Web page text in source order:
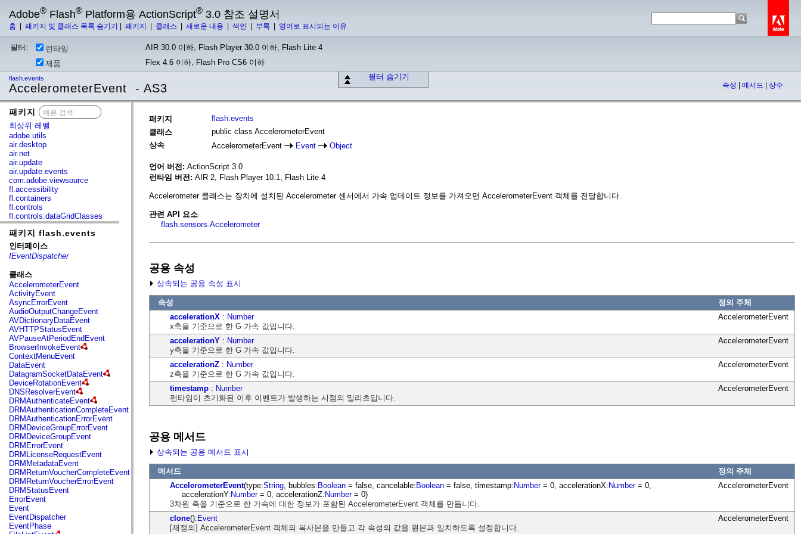
Adobe® Flash® Platform용 ActionScript® 3.0 참조 설명서
홈 패키지 및 클래스 목록 숨기기 패키지 클래스 새로운 내용 색인 부록 영어로 표시되는 이유
필터: 런타임
AIR 30.0 이하, Flash Player 30.0 이하, Flash Lite 4
제품
Flex 4.6 이하, Flash Pro CS6 이하
필터 숨기기
flash.events
AccelerometerEvent - AS3 속성 메서드 상수
패키지
최상위 레벨
adobe.utils
air.desktop
air.net
air.update
air.update.events
com.adobe.viewsource
fl.accessibility
fl.containers
fl.controls
fl.controls.dataGridClasses
fl.controls.listClasses
fl.controls.progressBarClasses
fl.core
fl.data
fl.display
fl.events
fl.ik
fl.lang
fl.livepreview
fl.managers
fl.motion
fl.motion.easing
fl.rsl
fl.text
fl.transitions
fl.transitions.easing
fl.video
flash.accessibility
flash.concurrent
flash.crypto
flash.data
flash.desktop
flash.display
flash.display3D
flash.display3D.textures
flash.errors
flash.events
flash.external
flash.filesystem
flash.filters
flash.geom
flash.globalization
flash.html
flash.media
flash.net
패키지 flash.events
인터페이스
IEventDispatcher
클래스
AccelerometerEvent
ActivityEvent
AsyncErrorEvent
AudioOutputChangeEvent
AVDictionaryDataEvent
AVHTTPStatusEvent
AVPauseAtPeriodEndEvent
BrowserInvokeEvent
ContextMenuEvent
DataEvent
DatagramSocketDataEvent
DeviceRotationEvent
DNSResolverEvent
DRMAuthenticateEvent
DRMAuthenticationCompleteEvent
DRMAuthenticationErrorEvent
DRMDeviceGroupErrorEvent
DRMDeviceGroupEvent
DRMErrorEvent
DRMLicenseRequestEvent
DRMMetadataEvent
DRMReturnVoucherCompleteEvent
DRMReturnVoucherErrorEvent
DRMStatusEvent
ErrorEvent
Event
EventDispatcher
EventPhase
패키지
flash.events
클래스
public class AccelerometerEvent
상속
AccelerometerEvent Event Object
언어 버전: ActionScript 3.0
런타임 버전: AIR 2, Flash Player 10.1, Flash Lite 4
Accelerometer 클래스는 장치에 설치된 Accelerometer 센서에서 가속 업데이트 정보를 가져오면 AccelerometerEvent 객체를 전달합니다.
관련 API 요소
flash.sensors.Accelerometer
공용 속성
상속되는 공용 속성 표시
속성
정의 주체
accelerationX : Number
x축을 기준으로 한 G 가속 값입니다.
AccelerometerEvent
accelerationY : Number
y축을 기준으로 한 G 가속 값입니다.
AccelerometerEvent
accelerationZ : Number
z축을 기준으로 한 G 가속 값입니다.
AccelerometerEvent
timestamp : Number
런타임이 초기화된 이후 이벤트가 발생하는 시점의 밀리초입니다.
AccelerometerEvent
공용 메서드
상속되는 공용 메서드 표시
메서드
정의 주체
AccelerometerEvent(type:String , bubbles:Boolean = false, cancelable:Boolean = false, timestamp:Number= 0, accelerationX:Number= 0,
accelerationY:Number= 0, accelerationZ:Number= 0)
3차원 축을 기준으로 한 가속에 대한 정보가 포함된 AccelerometerEvent 객체를 만듭니다.
AccelerometerEvent
clone():Event
[재정의] AccelerometerEvent 객체의 복사본을 만들고 각 속성의 값을 원본과 일치하도록 설정합니다.
AccelerometerEvent